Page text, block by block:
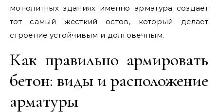
монолитных зданиях именно арматура создает
тот самый жесткий остов, который делает
строение устойчивым и долговечным.
Как правильно армировать
бетон: виды и расположение
арматуры